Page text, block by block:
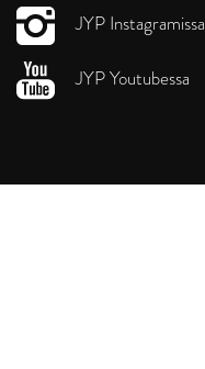
JYP Instagramissa
JYP Youtubessa